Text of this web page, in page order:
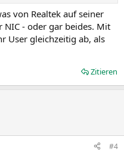
von Realtek auf seiner
NIC - oder gar beides. Mit
User gleichzeitig ab, als
Zitieren
#4